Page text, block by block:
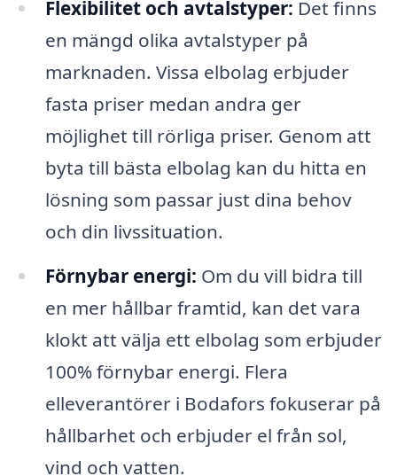
Flexibilitet och avtalstyper: Det finns
en mängd olika avtalstyper på
marknaden. Vissa elbolag erbjuder
fasta priser medan andra ger
möjlighet till rörliga priser. Genom att
byta till bästa elbolag kan du hitta en
lösning som passar just dina behov
och din livssituation.
Förnybar energi: Om du vill bidra till
en mer hållbar framtid, kan det vara
klokt att välja ett elbolag som erbjuder
100% förnybar energi. Flera
elleverantörer i Bodafors fokuserar på
hållbarhet och erbjuder el från sol,
vind och vatten.